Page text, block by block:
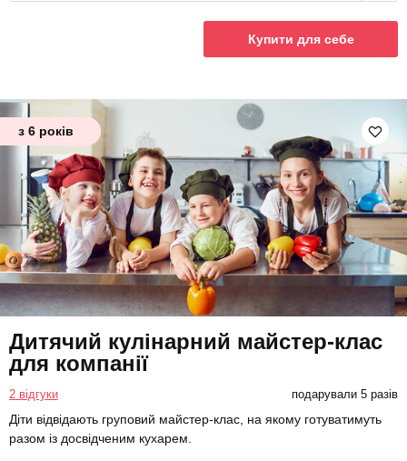
Купити для себе
з 6 років
Дитячий кулінарний майстер-клас
для компанії
2 відгуки подарували 5 разів
Діти відвідають груповий майстер-клас, на якому готуватимуть
разом із досвідченим кухарем.